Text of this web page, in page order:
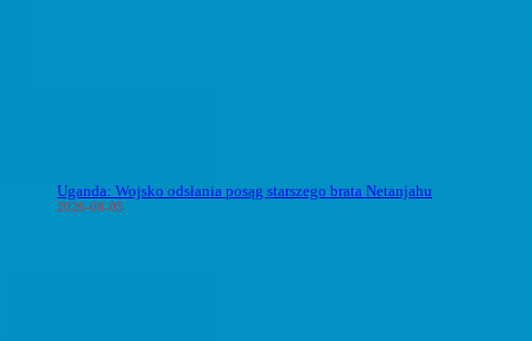
Uganda: Wojsko odsłania posąg starszego brata Netanjahu
2026-08-05